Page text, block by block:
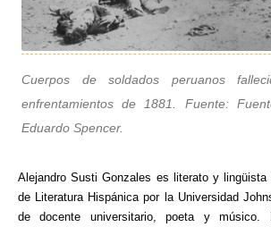
Cuerpos de soldados peruanos
enfrentamientos de 1881. Fuente:
Eduardo Spencer.
Alejandro Susti Gonzales es literato y lingüista
de Literatura Hispánica por la Universidad
de docente universitario, poeta y